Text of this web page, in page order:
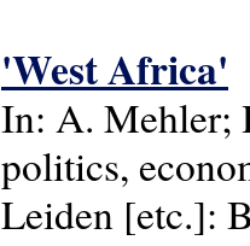
'West Africa'
In: A. Mehler;
politics,
Leiden [etc.]: